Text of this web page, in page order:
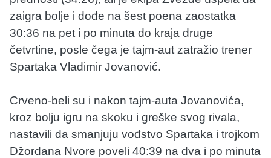
zaigra bolje i dođe na šest poena zaostatka
30:36 na pet i po minuta do kraja druge
četvrtine, posle čega je tajm-aut zatražio trener
Spartaka Vladimir Jovanović.
Crveno-beli su i nakon tajm-auta Jovanovića,
kroz bolju igru na skoku i greške svog rivala,
nastavili da smanjuju vođstvo Spartaka i trojkom
Džordana Nvore poveli 40:39 na dva i po minuta